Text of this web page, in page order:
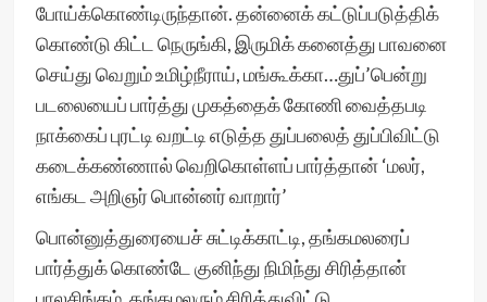
போய்க்கொண்டிருந்தான். தன்னைக் கட்டுப்படுத்திக்
கொண்டு கிட்ட நெருங்கி, இருமிக் கனைத்து பாவனை
செய்து வெறும் உமிழ்நீராய், மங்கூக்கா…துப்’பென்று
படலையைப் பார்த்து முகத்தைக் கோணி வைத்தபடி
நாக்கைப் புரட்டி வறட்டி எடுத்த துப்பலைத் துப்பிவிட்டு
கடைக்கண்ணால் வெறிகொள்ளப் பார்த்தான் ‘மலர்,
எங்கட அறிஞர் பொன்னர் வாறார்’
பொன்னுத்துரையைச் சுட்டிக்காட்டி, தங்கமலரைப்
பார்த்துக் கொண்டே குனிந்து நிமிந்து சிரித்தான்